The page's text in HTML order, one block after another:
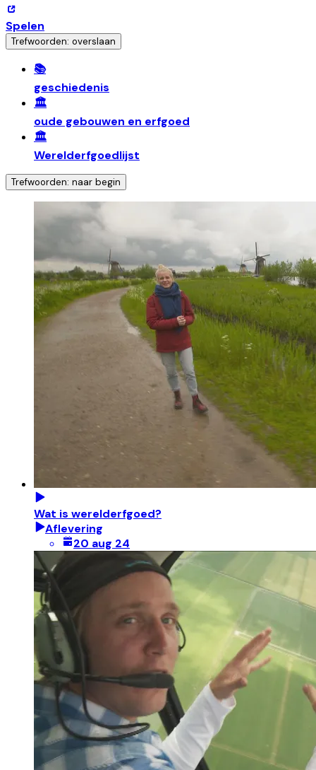
Spelen
Trefwoorden: overslaan
📚
geschiedenis
🏛️
oude gebouwen en erfgoed
🏛️
Werelderfgoedlijst
Trefwoorden: naar begin
Wat is werelderfgoed?
Aflevering
20 aug 24